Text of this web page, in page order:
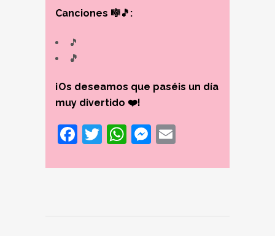
Canciones 🎼🎵:
🎵
🎵
¡Os deseamos que paséis un día
muy divertido ❤️!
Facebook
Twitter
WhatsApp
Messenger